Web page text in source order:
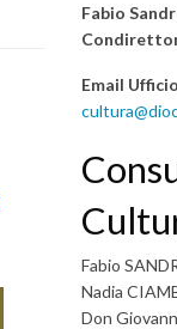
Fabio
Email Ufficio
Fabio
Nadia
Don